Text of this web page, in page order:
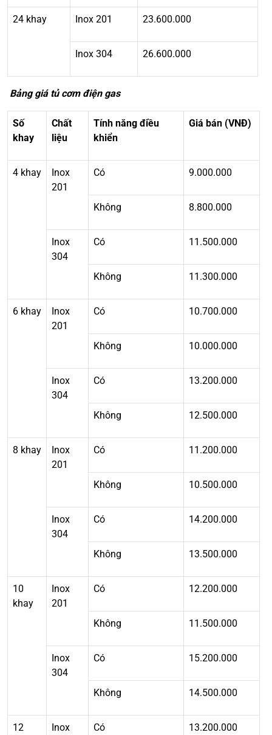
24 khay Inox 201 23.600.000
Inox 304 26.600.000
Bảng giá tủ cơm điện gas
Số
khay
Chất
liệu
Tính năng điều
khiển
Giá bán (VNĐ)
4 khay
Inox
201
Có 9.000.000
Không 8.800.000
Inox
304
Có 11.500.000
Không 11.300.000
6 khay
Inox
201
Có 10.700.000
Không 10.000.000
Inox
304
Có 13.200.000
Không 12.500.000
8 khay
Inox
201
Có 11.200.000
Không 10.500.000
Inox
304
Có 14.200.000
Không 13.500.000
10
khay
Inox
201
Có 12.200.000
Không 11.500.000
Inox
304
Có 15.200.000
Không 14.500.000
12
Inox
Có 13.200.000